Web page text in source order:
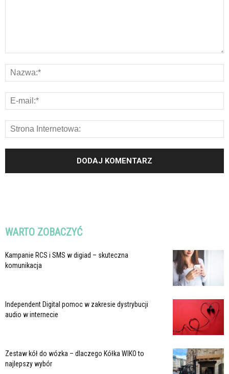
WARTO ZOBACZYĆ
Kampanie RCS i SMS w digiad – skuteczna
komunikacja
Independent Digital pomoc w zakresie dystrybucji
audio w internecie
Zestaw kół do wózka – dlaczego Kółka WIKO to
najlepszy wybór